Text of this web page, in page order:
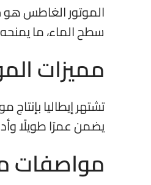
الموتور الغاطس هو
سطح الماء، ما
مميزات
تشتهر إيطاليا
يضمن عمرًا طويلًا
مواصفات موتور